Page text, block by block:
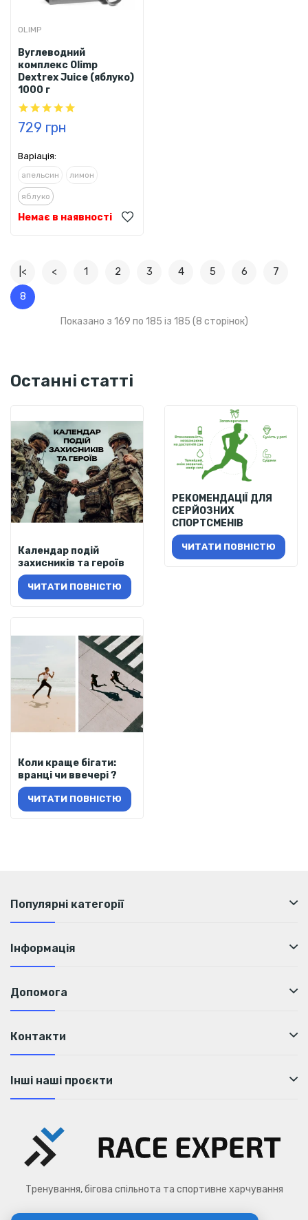
OLIMP
Вуглеводний
комплекс Olimp
Dextrex Juice (яблуко)
1000 г
729 грн
Варіація:
апельсин лимон
яблуко
Немає в наявності
|< < 1 2 3 4 5 6
7
8
Показано з 169 по 185 із 185 (8 сторінок)
Останні статті
Календар подій
захисників та героїв
ЧИТАТИ ПОВНІСТЮ
РЕКОМЕНДАЦІЇ ДЛЯ
СЕРЙОЗНИХ
СПОРТСМЕНІВ
ЧИТАТИ ПОВНІСТЮ
Коли краще бігати:
вранці чи ввечері ?
ЧИТАТИ ПОВНІСТЮ
Популярні категорії
Інформація
Допомога
Контакти
Інші наші проєкти
Тренування, бігова спільнота та спортивне харчування